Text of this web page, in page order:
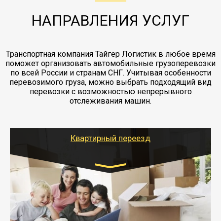
НАПРАВЛЕНИЯ УСЛУГ
Транспортная компания Тайгер Логистик в любое время
поможет организовать автомобильные грузоперевозки
по всей России и странам СНГ. Учитывая особенности
перевозимого груза, можно выбрать подходящий вид
перевозки с возможностью непрерывного
отслеживания машин.
Квартирный переезд
Газель: 1,5 и 3 тонны
от 5000 руб.